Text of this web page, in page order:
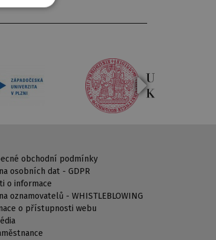
obchodní podmínky
osobních dat - GDPR
o informace
oznamovatelů - WHISTLEBLOWING
o přístupnosti webu